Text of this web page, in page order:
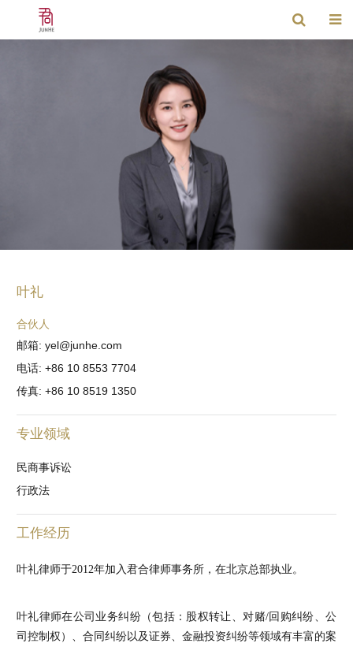
叶礼
合伙人
邮箱: yel@junhe.com
电话: +86 10 8553 7704
传真: +86 10 8519 1350
专业领域
民商事诉讼
行政法
工作经历
叶礼律师于2012年加入君合律师事务所，在北京总部执业。
叶礼律师在公司业务纠纷（包括：股权转让、对赌/回购纠纷、公
司控制权）、合同纠纷以及证券、金融投资纠纷等领域有丰富的案